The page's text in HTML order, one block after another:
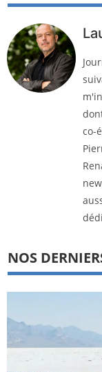
co-
NOS